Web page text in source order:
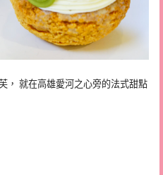
， 就在高雄愛河之心旁的法式甜點